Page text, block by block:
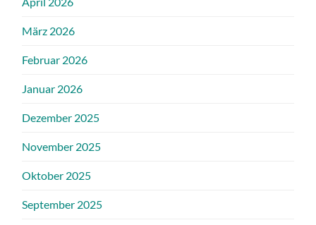
März 2026
Februar 2026
Januar 2026
Dezember 2025
November 2025
Oktober 2025
September 2025